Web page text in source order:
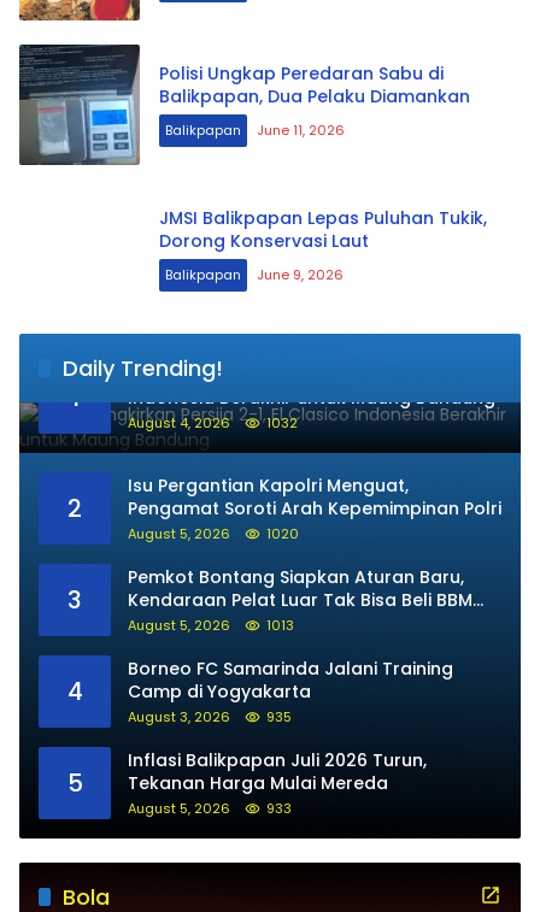
Polisi Ungkap Peredaran Sabu di
Balikpapan, Dua Pelaku Diamankan
Balikpapan June 11, 2026
JMSI Balikpapan Lepas Puluhan Tukik,
Dorong Konservasi Laut
Balikpapan June 9, 2026
Daily Trending!
1
Persib Singkirkan Persija 2-1, El Clasico
Indonesia Berakhir untuk Maung Bandung
August 4, 2026 1032
2
Isu Pergantian Kapolri Menguat,
Pengamat Soroti Arah Kepemimpinan Polri
August 5, 2026 1020
3
Pemkot Bontang Siapkan Aturan Baru,
Kendaraan Pelat Luar Tak Bisa Beli BBM
Subsidi
August 5, 2026 1013
4
Borneo FC Samarinda Jalani Training
Camp di Yogyakarta
August 3, 2026 935
5
Inflasi Balikpapan Juli 2026 Turun,
Tekanan Harga Mulai Mereda
August 5, 2026 933
Bola